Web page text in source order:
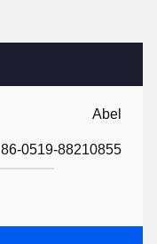
Abel
86-0519-88210855